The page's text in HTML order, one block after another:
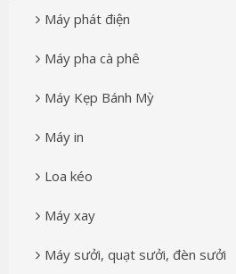
Máy phát điện
Máy pha cà phê
Máy Kẹp Bánh Mỳ
Máy in
Loa kéo
Máy xay
Máy sưởi, quạt sưởi, đèn sưởi